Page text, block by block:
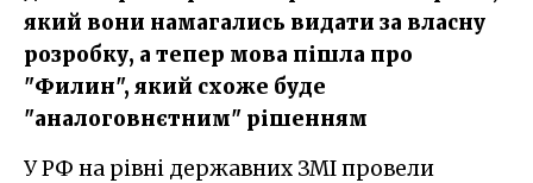
який вони намагались видати за власну
розробку, а тепер мова пішла про
"Филин", який схоже буде
"аналоговнєтним" рішенням
У РФ на рівні державних ЗМІ провели